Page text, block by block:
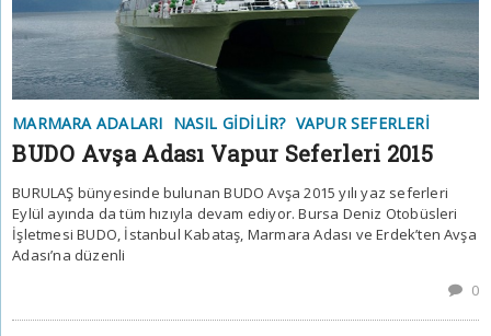
MARMARA ADALARI NASIL GIDILIR? VAPUR SEFERLERI
BUDO Avşa Adası Vapur Seferleri 2015
BURULAŞ bünyesinde bulunan BUDO Avşa 2015 yılı yaz seferleri
Eylül ayında da tüm hızıyla devam ediyor. Bursa Deniz Otobüsleri
İşletmesi BUDO, İstanbul Kabataş, Marmara Adası ve Erdek’ten Avşa
Adası’na düzenli
0